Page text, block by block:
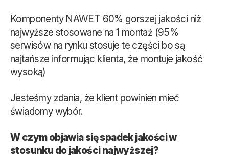
Komponenty NAWET 60% gorszej jakości niż
najwyższe stosowane na 1 montaż (95%
serwisów na rynku stosuje te części bo są
najtańsze informując klienta, że montuje jakość
wysoką)
Jesteśmy zdania, że klient powinien mieć
świadomy wybór.
W czym objawia się spadek jakości w
stosunku do jakości najwyższej?